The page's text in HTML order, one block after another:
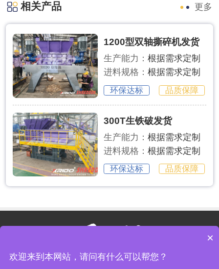
相关产品 更多
1200型双轴撕碎机发货
生产能力：根据需求定制
进料规格：根据需求定制
环保达标 品质保障
300T生铁破发货
生产能力：根据需求定制
进料规格：根据需求定制
环保达标 品质保障
×
欢迎来到本网站，请问有什么可以帮您？